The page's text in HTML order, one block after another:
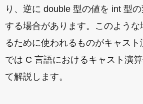
り、逆に double 型の値を int 型
する場合があります。このような
るために使われるものがキャスト
では C 言語におけるキャスト演
て解説します。